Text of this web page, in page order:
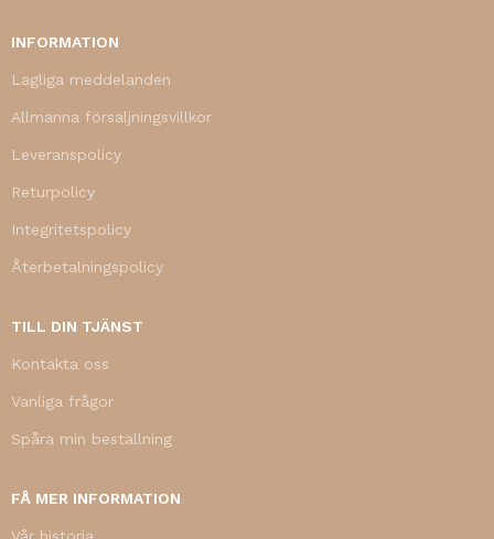
INFORMATION
Lagliga meddelanden
Allmänna försäljningsvillkor
Leveranspolicy
Returpolicy
Integritetspolicy
Återbetalningspolicy
TILL DIN TJÄNST
Kontakta oss
Vanliga frågor
Spåra min beställning
FÅ MER INFORMATION